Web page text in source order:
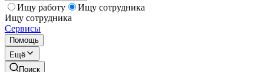
Ищу работу
Ищу сотрудника
Ищу сотрудника
Сервисы
Помощь
Ещё
Поиск